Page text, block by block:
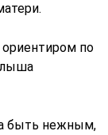
по
быть нежным,